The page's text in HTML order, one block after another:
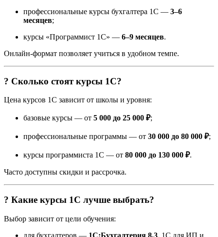
профессиональные курсы бухгалтера 1С — 3–6
месяцев;
курсы «Программист 1С» — 6–9 месяцев.
Онлайн-формат позволяет учиться в удобном темпе.
? Сколько стоят курсы 1С?
Цена курсов 1С зависит от школы и уровня:
базовые курсы — от 5 000 до 25 000 ₽;
профессиональные программы — от 30 000 до 80 000 ₽;
курсы программиста 1С — от 80 000 до 130 000 ₽.
Часто доступны скидки и рассрочка.
? Какие курсы 1С лучше выбрать?
Выбор зависит от цели обучения:
для бухгалтеров — 1С:Бухгалтерия 8.3, 1С для ИП и